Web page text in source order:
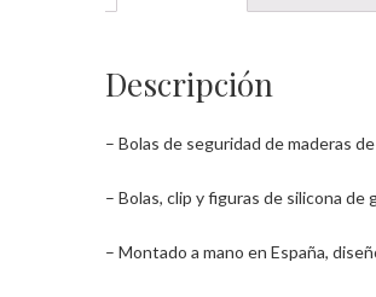
Descripción
– Bolas de seguridad de maderas
– Bolas, clip y figuras de silicona de
– Montado a mano en España,